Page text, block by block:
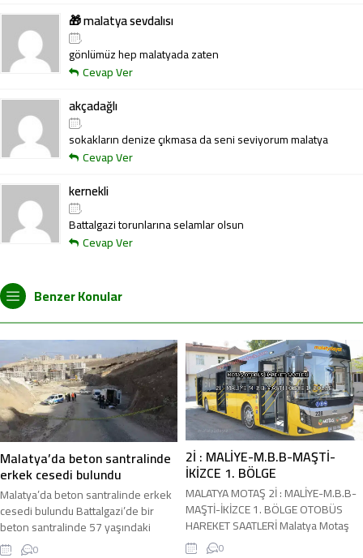
🎁 malatya sevdalısı
,
gönlümüz hep malatyada zaten
Cevap Ver
akçadağlı
,
sokakların denize çıkmasa da seni seviyorum malatya
Cevap Ver
kernekli
,
Battalgazi torunlarına selamlar olsun
Cevap Ver
Benzer Konular
Malatya’da beton santralinde
erkek cesedi bulundu
Malatya’da beton santralinde erkek
cesedi bulundu Battalgazi’de bir
beton santralinde 57 yaşındaki
bekçinin cesedi bulundu, soruşturma
0
2İ : MALİYE-M.B.B-MAŞTİ-
İKİZCE 1. BÖLGE
MALATYA MOTAŞ 2İ : MALİYE-M.B.B-
MAŞTİ-İKİZCE 1. BÖLGE OTOBÜS
HAREKET SAATLERİ Malatya Motaş
Şehir içi 1Ç MALATYA MOTAŞ 2İ :
0